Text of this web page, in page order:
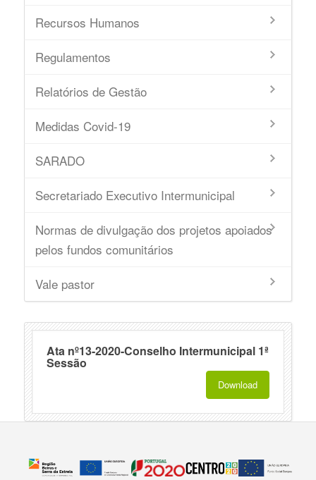
Recursos Humanos
Regulamentos
Relatórios de Gestão
Medidas Covid-19
SARADO
Secretariado Executivo Intermunicipal
Normas de divulgação dos projetos apoiados
pelos fundos comunitários
Vale pastor
Ata nº13-2020-Conselho Intermunicipal 1ª
Sessão
Download